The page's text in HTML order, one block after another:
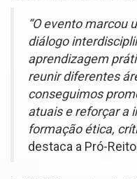
“O evento marcou
diálogo
aprendizagem
reunir diferentes
conseguimos
atuais e reforçar a
formação ética,
destaca a Pró-